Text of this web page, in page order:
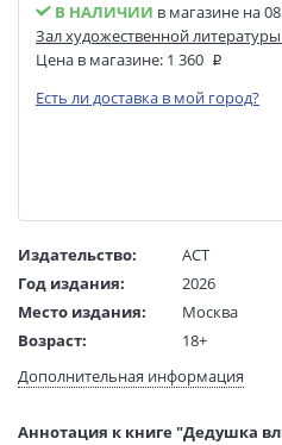
В НАЛИЧИИ в магазине на
Зал художественной
Цена в магазине: 1 360
Есть ли доставка в мой город?
Издательство:
АСТ
Год издания:
2026
Место издания:
Москва
Возраст:
18+
Язык текста:
русский
Дополнительная информация
Аннотация к книге "Дедушка